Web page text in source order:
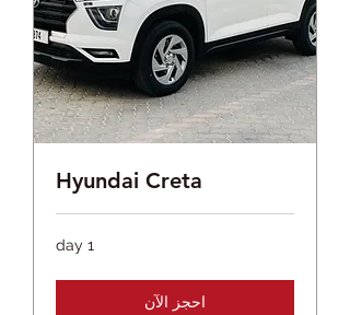
Hyundai Creta
1 day
احجز الآن